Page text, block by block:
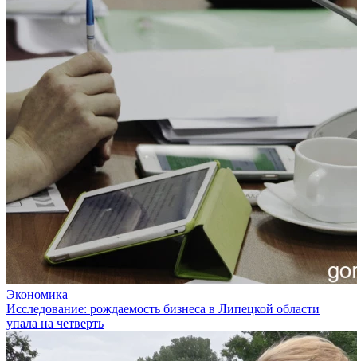
Экономика
Исследование: рождаемость бизнеса в Липецкой области
упала на четверть